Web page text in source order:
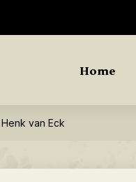
Home
van Eck